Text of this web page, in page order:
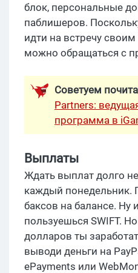
блок, персональные
паблишеров.
идти на встречу
можно обращаться с
Советуем
Partners:
программа в
Выплаты
Ждать выплат долго
каждый понедельник.
баксов на балансе. Ну
пользуешься SWIFT.
долларов ты
выводи деньги на
ePayments или